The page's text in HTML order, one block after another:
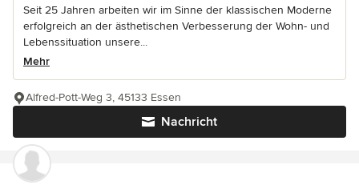
Seit 25 Jahren arbeiten wir im Sinne der klassischen Moderne
erfolgreich an der ästhetischen Verbesserung der Wohn- und
Lebenssituation unsere...
Mehr
Nachricht
Alfred-Pott-Weg 3, 45133 Essen